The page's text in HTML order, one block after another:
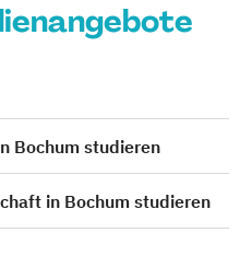
Bochum studieren
in Bochum studieren